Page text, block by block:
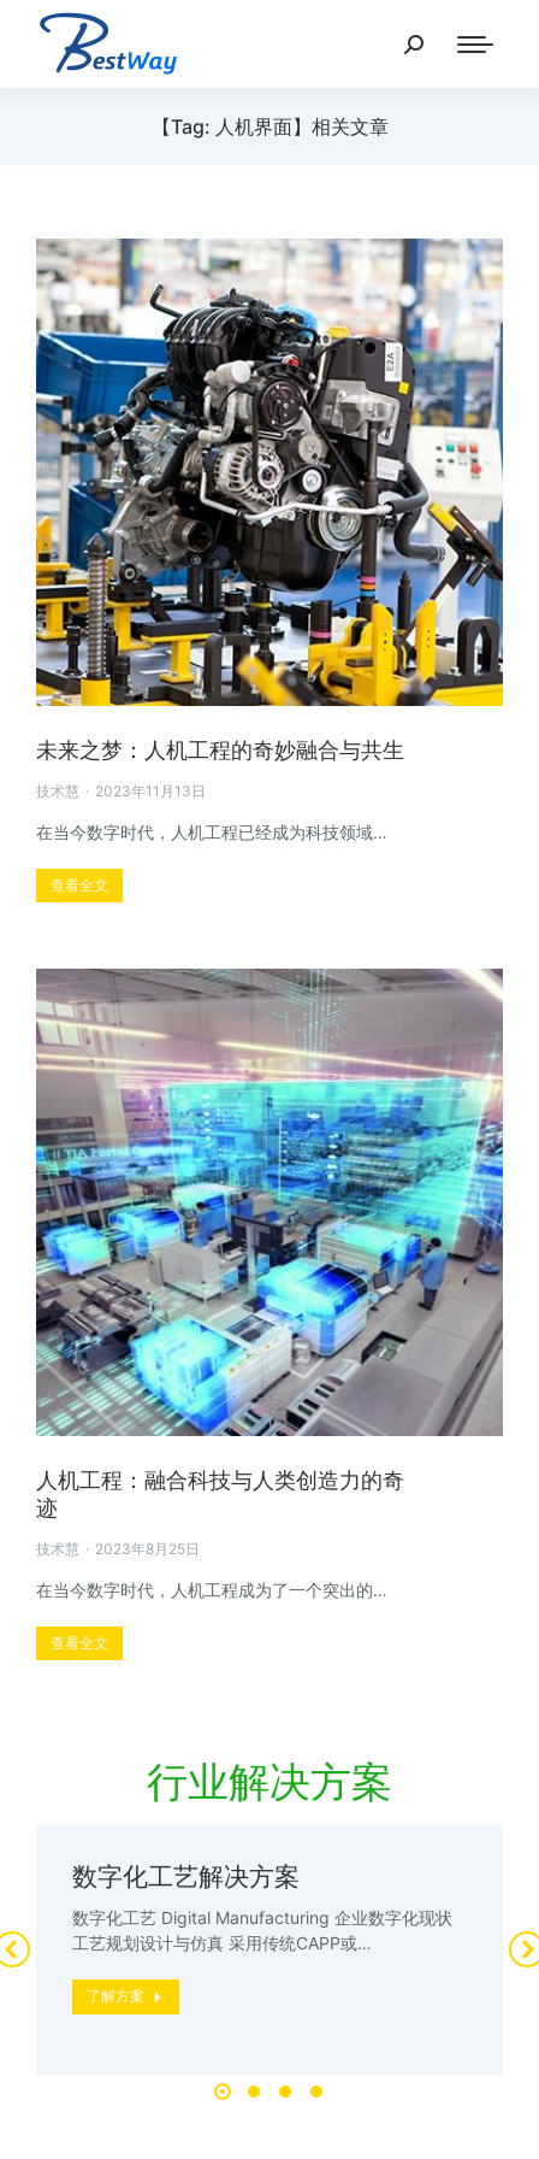
【Tag: 人机界面】相关文章
未来之梦：人机工程的奇妙融合与共生
技术慧 2023年11月13日
在当今数字时代，人机工程已经成为科技领域…
查看全文
人机工程：融合科技与人类创造力的奇
迹
技术慧 2023年8月25日
在当今数字时代，人机工程成为了一个突出的…
查看全文
行业解决方案
数字化工艺解决方案
数字化工艺 Digital Manufacturing 企业数字化现状
工艺规划设计与仿真 采用传统CAPP或…
了解方案